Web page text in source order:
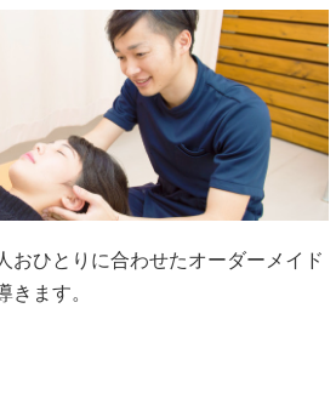
おひとりに合わせたオーダーメイド
きます。